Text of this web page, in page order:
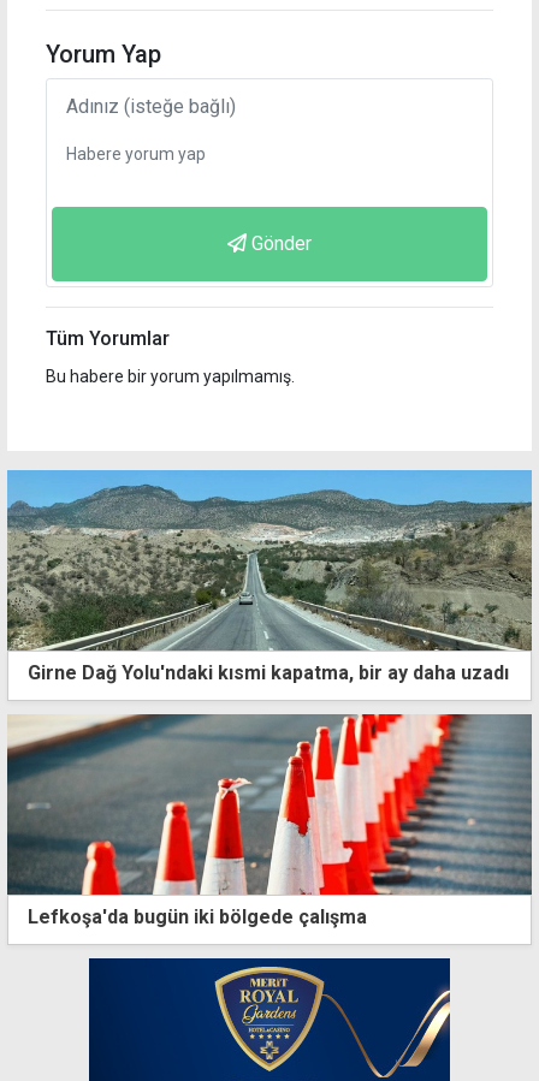
Yorum Yap
Gönder
Tüm Yorumlar
Bu habere bir yorum yapılmamış.
Girne Dağ Yolu'ndaki kısmi kapatma, bir ay daha uzadı
Lefkoşa'da bugün iki bölgede çalışma